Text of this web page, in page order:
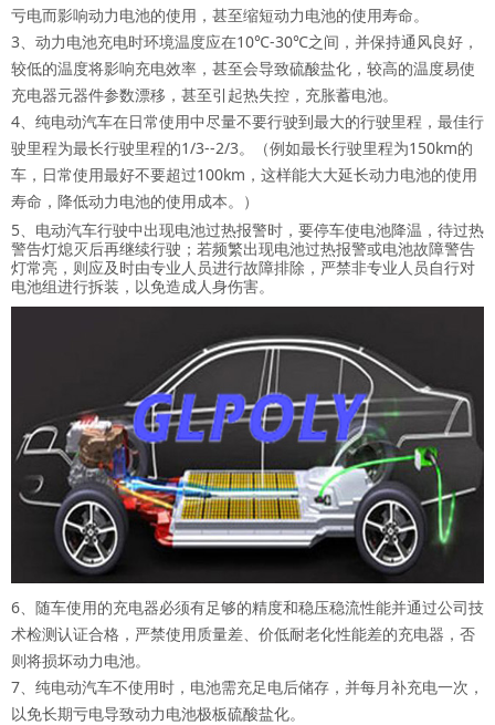
亏电而影响动力电池的使用，甚至缩短动力电池的使用寿命。
3、动力电池充电时环境温度应在10℃-30℃之间，并保持通风良好，
较低的温度将影响充电效率，甚至会导致硫酸盐化，较高的温度易使
充电器元器件参数漂移，甚至引起热失控，充胀蓄电池。
4、纯电动汽车在日常使用中尽量不要行驶到最大的行驶里程，最佳行
驶里程为最长行驶里程的1/3--2/3。（例如最长行驶里程为150km的
车，日常使用最好不要超过100km，这样能大大延长动力电池的使用
寿命，降低动力电池的使用成本。）
5、电动汽车行驶中出现电池过热报警时，要停车使电池降温，待过热
警告灯熄灭后再继续行驶；若频繁出现电池过热报警或电池故障警告
灯常亮，则应及时由专业人员进行故障排除，严禁非专业人员自行对
电池组进行拆装，以免造成人身伤害。
6、随车使用的充电器必须有足够的精度和稳压稳流性能并通过公司技
术检测认证合格，严禁使用质量差、价低耐老化性能差的充电器，否
则将损坏动力电池。
7、纯电动汽车不使用时，电池需充足电后储存，并每月补充电一次，
以免长期亏电导致动力电池极板硫酸盐化。